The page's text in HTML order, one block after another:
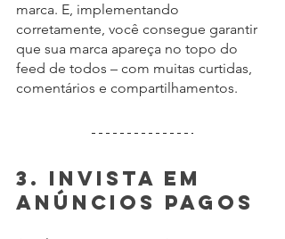
marca. E, implementando
corretamente, você consegue garantir
que sua marca apareça no topo do
feed de todos – com muitas curtidas,
comentários e compartilhamentos.
3. Invista em
anúncios pagos